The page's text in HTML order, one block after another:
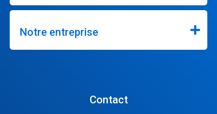
Notre entreprise
Contact